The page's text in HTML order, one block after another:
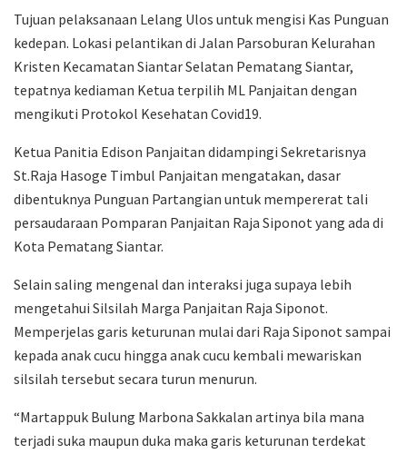
Tujuan pelaksanaan Lelang Ulos untuk mengisi Kas Punguan
kedepan. Lokasi pelantikan di Jalan Parsoburan Kelurahan
Kristen Kecamatan Siantar Selatan Pematang Siantar,
tepatnya kediaman Ketua terpilih ML Panjaitan dengan
mengikuti Protokol Kesehatan Covid19.
Ketua Panitia Edison Panjaitan didampingi Sekretarisnya
St.Raja Hasoge Timbul Panjaitan mengatakan, dasar
dibentuknya Punguan Partangian untuk mempererat tali
persaudaraan Pomparan Panjaitan Raja Siponot yang ada di
Kota Pematang Siantar.
Selain saling mengenal dan interaksi juga supaya lebih
mengetahui Silsilah Marga Panjaitan Raja Siponot.
Memperjelas garis keturunan mulai dari Raja Siponot sampai
kepada anak cucu hingga anak cucu kembali mewariskan
silsilah tersebut secara turun menurun.
“Martappuk Bulung Marbona Sakkalan artinya bila mana
terjadi suka maupun duka maka garis keturunan terdekat